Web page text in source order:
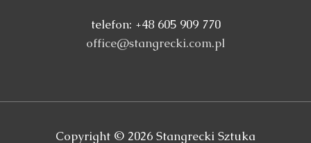
telefon: +48 605 909 770
office@stangrecki.com.pl
Copyright © 2026 Stangrecki Sztuka